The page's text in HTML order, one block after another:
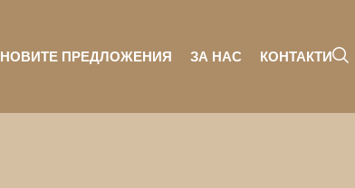
НОВИТЕ ПРЕДЛОЖЕНИЯ ЗА НАС КОНТАКТИ